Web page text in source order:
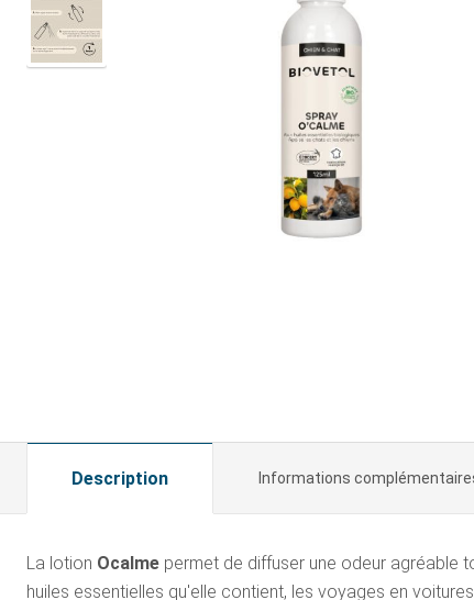
Description Informations
La lotion Ocalme permet de diffuser une odeur agréable
huiles essentielles qu'elle contient, les voyages en